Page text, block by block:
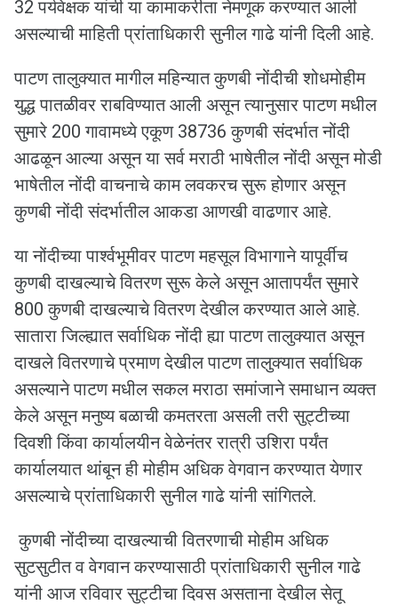
32 पर्यवेक्षक यांची या कामाकरीता नेमणूक करण्यात आली
असल्याची माहिती प्रांताधिकारी सुनील गाढे यांनी दिली आहे.
पाटण तालुक्यात मागील महिन्यात कुणबी नोंदीची शोधमोहीम
युद्ध पातळीवर राबविण्यात आली असून त्यानुसार पाटण मधील
सुमारे 200 गावामध्ये एकूण 38736 कुणबी संदर्भात नोंदी
आढळून आल्या असून या सर्व मराठी भाषेतील नोंदी असून मोडी
भाषेतील नोंदी वाचनाचे काम लवकरच सुरू होणार असून
कुणबी नोंदी संदर्भातील आकडा आणखी वाढणार आहे.
या नोंदीच्या पार्श्वभूमीवर पाटण महसूल विभागाने यापूर्वीच
कुणबी दाखल्याचे वितरण सुरू केले असून आतापर्यंत सुमारे
800 कुणबी दाखल्याचे वितरण देखील करण्यात आले आहे.
सातारा जिल्ह्यात सर्वाधिक नोंदी ह्या पाटण तालुक्यात असून
दाखले वितरणाचे प्रमाण देखील पाटण तालुक्यात सर्वाधिक
असल्याने पाटण मधील सकल मराठा समांजाने समाधान व्यक्त
केले असून मनुष्य बळाची कमतरता असली तरी सुट्टीच्या
दिवशी किंवा कार्यालयीन वेळेनंतर रात्री उशिरा पर्यंत
कार्यालयात थांबून ही मोहीम अधिक वेगवान करण्यात येणार
असल्याचे प्रांताधिकारी सुनील गाढे यांनी सांगितले.
कुणबी नोंदीच्या दाखल्याची वितरणाची मोहीम अधिक
सुटसुटीत व वेगवान करण्यासाठी प्रांताधिकारी सुनील गाढे
यांनी आज रविवार सुट्टीचा दिवस असताना देखील सेतू